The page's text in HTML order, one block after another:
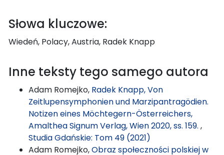
Słowa kluczowe:
Wiedeń, Polacy, Austria, Radek Knapp
Inne teksty tego samego autora
Adam Romejko, Radek Knapp, Von
Zeitlupensymphonien und Marzipantragödien.
Notizen eines Möchtegern-Österreichers,
Amalthea Signum Verlag, Wien 2020, ss. 159. ,
Studia Gdańskie: Tom 49 (2021)
Adam Romejko,Obraz społeczności polskiej w